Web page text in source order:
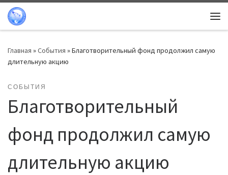
Перейти к содержимому
Главная »События »Благотворительный фонд продолжил самую
длительную акцию
СОБЫТИЯ
Благотворительный
фонд продолжил самую
длительную акцию